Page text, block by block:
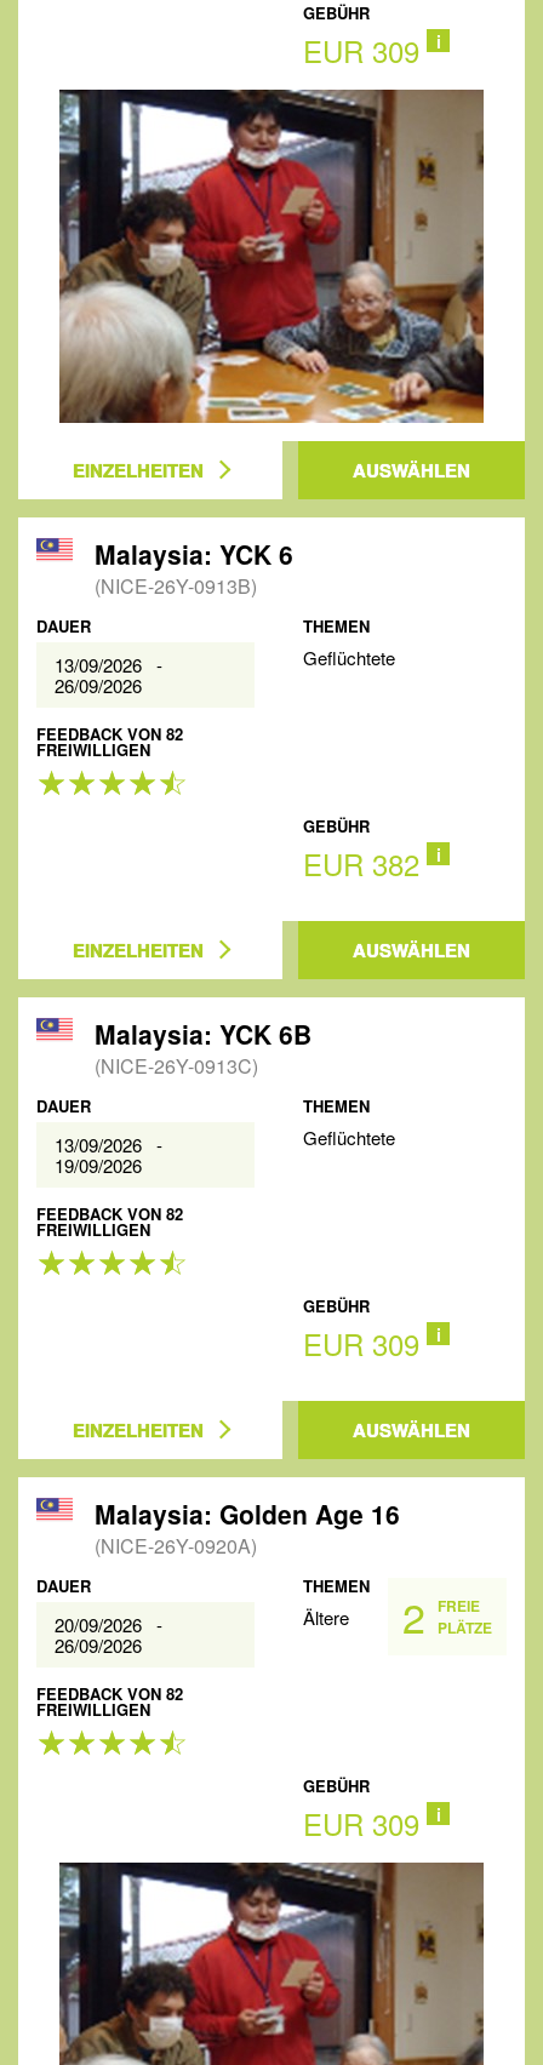
GEBÜHR
EUR 309 i
EINZELHEITEN AUSWÄHLEN
Malaysia: YCK 6
(NICE-26Y-0913B)
DAUER
13/09/2026 -
26/09/2026
FEEDBACK VON 82
FREIWILLIGEN
THEMEN
Geflüchtete
GEBÜHR
EUR 382 i
EINZELHEITEN AUSWÄHLEN
Malaysia: YCK 6B
(NICE-26Y-0913C)
DAUER
13/09/2026 -
19/09/2026
FEEDBACK VON 82
FREIWILLIGEN
THEMEN
Geflüchtete
GEBÜHR
EUR 309 i
EINZELHEITEN AUSWÄHLEN
Malaysia: Golden Age 16
(NICE-26Y-0920A)
DAUER
20/09/2026 -
26/09/2026
FEEDBACK VON 82
FREIWILLIGEN
THEMEN
Ältere 2
FREIE
PLÄTZE
GEBÜHR
EUR 309 i